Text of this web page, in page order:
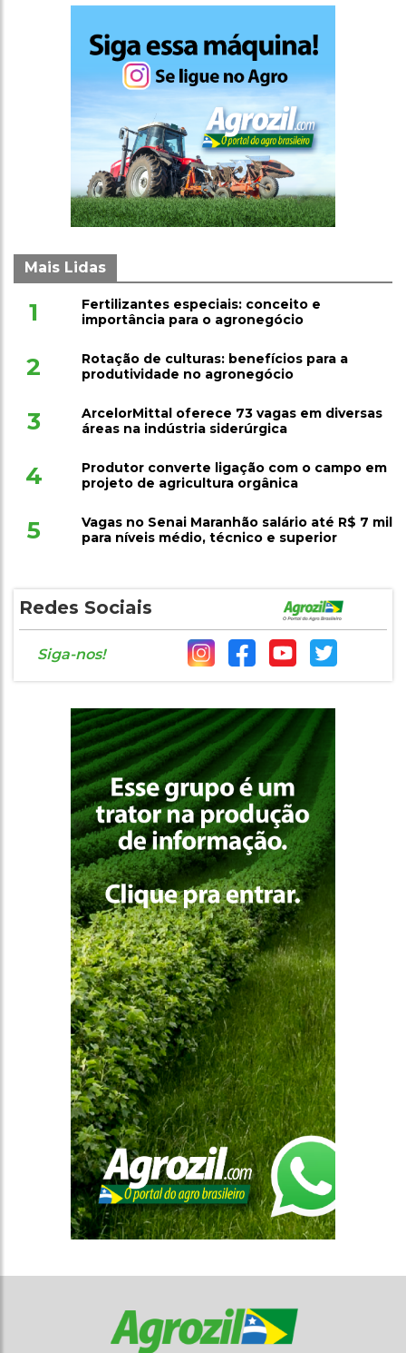
Mais Lidas
1
Fertilizantes especiais: conceito e
importância para o agronegócio
2
Rotação de culturas: benefícios para a
produtividade no agronegócio
3
ArcelorMittal oferece 73 vagas em diversas
áreas na indústria siderúrgica
4
Produtor converte ligação com o campo em
projeto de agricultura orgânica
5
Vagas no Senai Maranhão salário até R$ 7 mil
para níveis médio, técnico e superior
Redes Sociais
Siga-nos!